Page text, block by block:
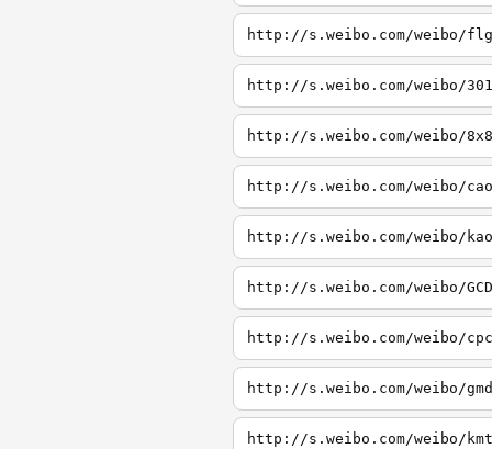
http://s.weibo.com/weibo/flg
http://s.weibo.com/weibo/301
http://s.weibo.com/weibo/8x8
http://s.weibo.com/weibo/cao
http://s.weibo.com/weibo/kao
http://s.weibo.com/weibo/GCD
http://s.weibo.com/weibo/cpc
http://s.weibo.com/weibo/gmd
http://s.weibo.com/weibo/kmt